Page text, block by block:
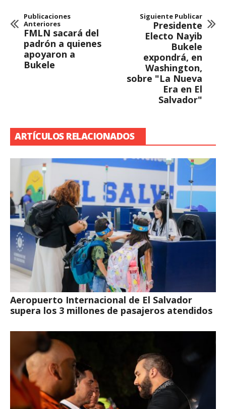
Publicaciones
Anteriores
FMLN sacará del
padrón a quienes
apoyaron a
Bukele
Siguiente Publicar
Presidente
Electo Nayib
Bukele
expondrá, en
Washington,
sobre "La Nueva
Era en El
Salvador"
ARTÍCULOS RELACIONADOS
Aeropuerto Internacional de El Salvador
supera los 3 millones de pasajeros atendidos